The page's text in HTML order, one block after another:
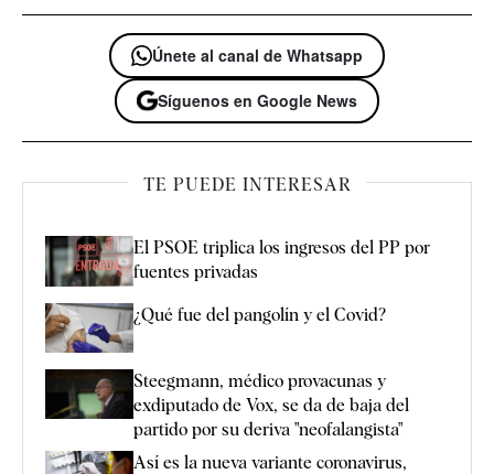
Únete al canal de Whatsapp
Síguenos en Google News
TE PUEDE INTERESAR
El PSOE triplica los ingresos del PP por
fuentes privadas
¿Qué fue del pangolín y el Covid?
Steegmann, médico provacunas y
exdiputado de Vox, se da de baja del
partido por su deriva "neofalangista"
Así es la nueva variante coronavirus,